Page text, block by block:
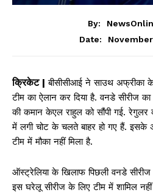
By:
Date:
क्रिकेट | बीसीसीआई ने साउथ अफ्रीका
टीम का ऐलान कर दिया है. वनडे सीरीज
की कमान केएल राहुल को सौंपी गई.
में लगी चोट के चलते बाहर हो गए हैं. इसके
टीम में मौका नहीं मिला है.
ऑस्ट्रेलिया के खिलाफ पिछली वनडे
इस घरेलू सीरीज के लिए टीम में शामिल